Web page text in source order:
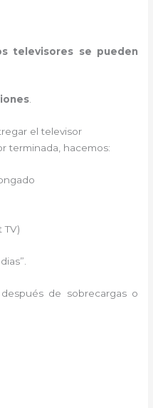
televisores se pueden
.
el televisor
terminada, hacemos:
TV)
de sobrecargas o